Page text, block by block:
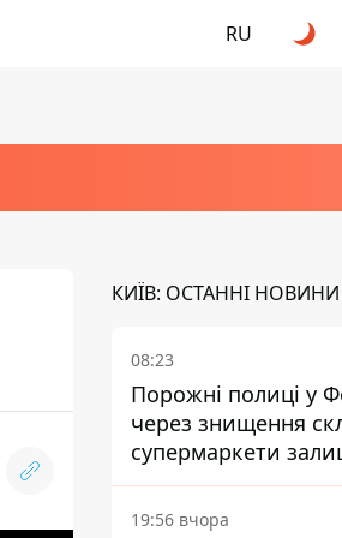
RU
КИЇВ: ОСТАННІ НОВИНИ
08:23
Порожні полиці у
через знищення
супермаркети
без асортименту
19:56 вчора